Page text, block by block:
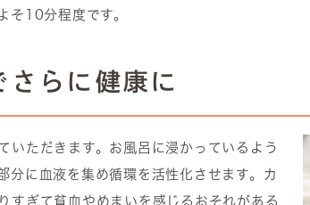
そ10分程度です。
らに健康に
いただきます。お風呂に浸かっているよう
分に血液を集め循環を活性化させます。カ
すぎて貧血やめまいを感じるおそれがある